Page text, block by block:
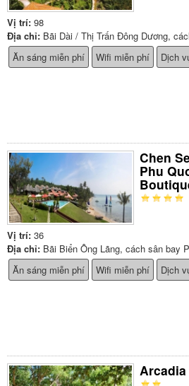
Vị trí: 98
Địa chỉ: Bãi Dài / Thị Trấn Đông Dương,
Ăn sáng miễn phí
Wifi miễn phí Dịch
Chen
Phu
Vị trí: 36
Địa chỉ: Bãi Biển Ông Lãng, cách sân bay
Ăn sáng miễn phí
Wifi miễn phí Dịch